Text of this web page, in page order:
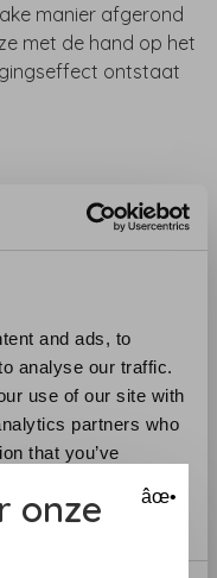
and ads, to
analyse our traffic.
use of our site with
partners who
that you’ve
manier afgerond
met de hand op het
ontstaat
Special
Lees aandachtig de
helpen we je
onze behangwinkel
âœ•
onze